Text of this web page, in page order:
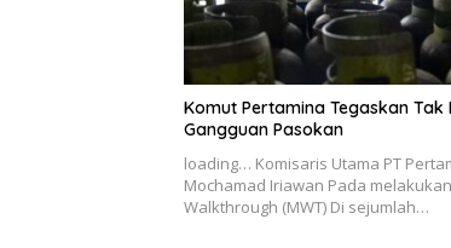
Komut Pertamina Tegaskan Tak
Gangguan Pasokan
loading… Komisaris Utama PT
Mochamad Iriawan Pada
Walkthrough (MWT) Di sejumlah…